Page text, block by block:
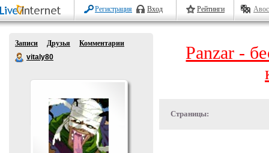
Регистрация Вход Рейтинги
Записи Друзья
Комментарии
vitaly80
Panzar -
Страницы: